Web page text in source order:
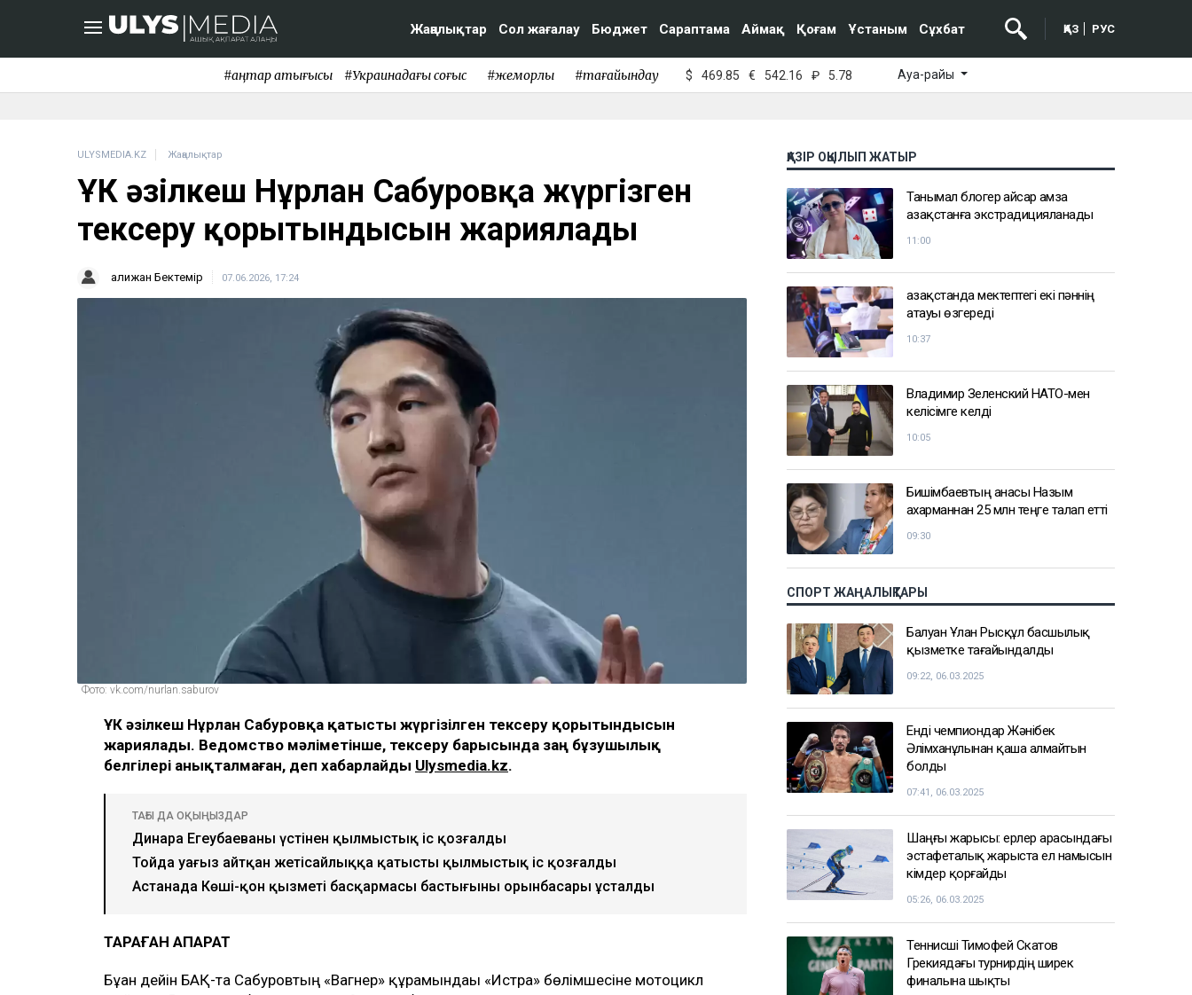
Жаңалықтар Сол жағалау Бюджет Сараптама Аймақ Қоғам Ұстаным Сұхбат ҚАЗ РУС
#қаңтар қақтығысы #Украинадағы соғыс #жемқорлық #тағайындау $ 469.85 € 542.16 ₽ 5.78 Ауа-райы
ULYSMEDIA.KZ Жаңалықтар
ҰҚК әзілкеш Нұрлан Сабуровқа жүргізген
тексеру қорытындысын жариялады
Қалижан Бектемір 07.06.2026, 17:24
Фото: vk.com/nurlan.saburov
ҰҚК әзілкеш Нұрлан Сабуровқа қатысты жүргізілген тексеру қорытындысын
жариялады. Ведомство мәліметінше, тексеру барысында заң бұзушылық
белгілері анықталмаған, деп хабарлайды Ulysmedia.kz.
ТАҒЫ ДА ОҚЫҢЫЗДАР
Динара Егеубаеваның үстінен қылмыстық іс қозғалды
Тойда уағыз айтқан жетісайлыққа қатысты қылмыстық іс қозғалды
Астанада Көші-қон қызметі басқармасы бастығының орынбасары ұсталды
ТАРАҒАН АҚПАРАТ
Бұған дейін БАҚ-та Сабуровтың «Вагнер» құрамындағы «Истра» бөлімшесіне мотоцикл
ҚАЗІР ОҚЫЛЫП ЖАТЫР
Танымал блогер Қайсар Қамза
Қазақстанға экстрадицияланады
11:00
Қазақстанда мектептегі екі пәннің
атауы өзгереді
10:37
Владимир Зеленский НАТО-мен
келісімге келді
10:05
Бишімбаевтың анасы Назым
Қахарманнан 25 млн теңге талап етті
09:30
СПОРТ ЖАҢАЛЫҚТАРЫ
Балуан Ұлан Рысқұл басшылық
қызметке тағайындалды
09:22, 06.03.2025
Енді чемпиондар Жәнібек
Әлімханұлынан қаша алмайтын
болды
07:41, 06.03.2025
Шаңғы жарысы: ерлер арасындағы
эстафеталық жарыста ел намысын
кімдер қорғайды
05:26, 06.03.2025
Теннисші Тимофей Скатов
Грекиядағы турнирдің ширек
финалына шықты